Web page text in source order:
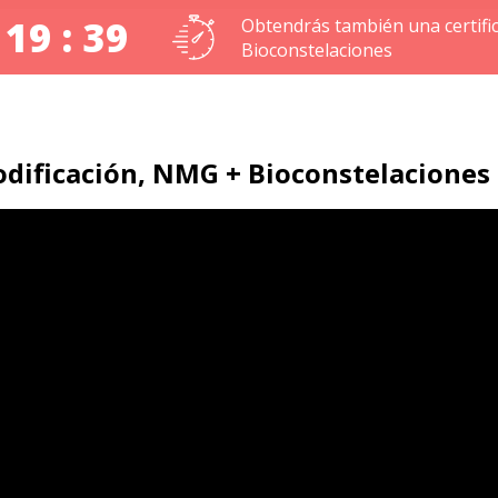
: 38
Obtendrás también una
Bioconstelaciones
NMG + Bioconstelaciones